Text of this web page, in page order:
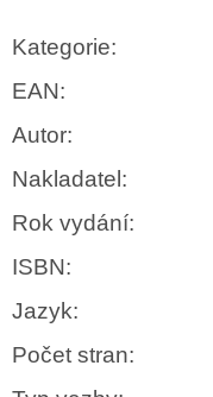
Kategorie:
EAN:
Autor:
Nakladatel :
Rok vydání:
ISBN:
Jazyk:
Počet stran: